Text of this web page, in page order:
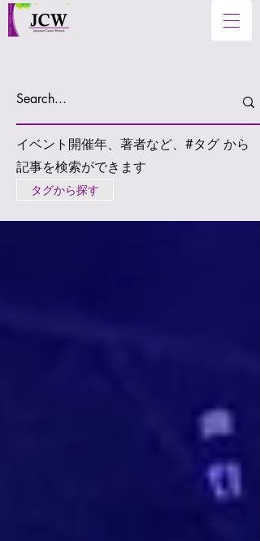
イベント開催年、著者など、#タグ から
記事を検索ができます
タグから探す